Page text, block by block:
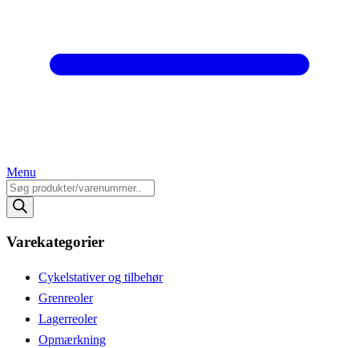
Menu
Products
search
Varekategorier
Cykelstativer og tilbehør
Grenreoler
Lagerreoler
Opmærkning